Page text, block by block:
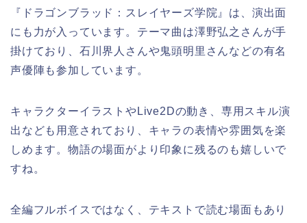
『ドラゴンブラッド：スレイヤーズ学院』は、演出面
にも力が入っています。テーマ曲は澤野弘之さんが手
掛けており、石川界人さんや鬼頭明里さんなどの有名
声優陣も参加しています。
キャラクターイラストやLive2Dの動き、専用スキル演
出なども用意されており、キャラの表情や雰囲気を楽
しめます。物語の場面がより印象に残るのも嬉しいで
すね。
全編フルボイスではなく、テキストで読む場面もあり